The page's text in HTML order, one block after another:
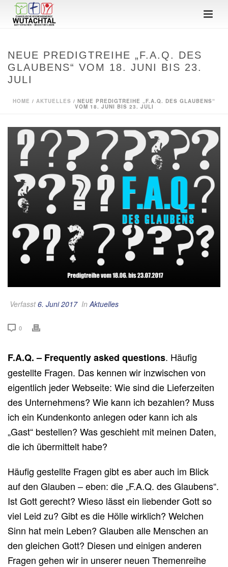
NEUE PREDIGTREIHE „F.A.Q. DES
GLAUBENS“ VOM 18. JUNI BIS 23.
JULI
HOME / AKTUELLES / NEUE PREDIGTREIHE „F.A.Q. DES GLAUBENS“
VOM 18. JUNI BIS 23. JULI
Verfasst6. Juni 2017 In Aktuelles
0
F.A.Q. – Frequently asked questions. Häufig
gestellte Fragen. Das kennen wir inzwischen von
eigentlich jeder Webseite: Wie sind die Lieferzeiten
des Unternehmens? Wie kann ich bezahlen? Muss
ich ein Kundenkonto anlegen oder kann ich als
„Gast“ bestellen? Was geschieht mit meinen Daten,
die ich übermittelt habe?
Häufig gestellte Fragen gibt es aber auch im Blick
auf den Glauben – eben: die „F.A.Q. des Glaubens“.
Ist Gott gerecht? Wieso lässt ein liebender Gott so
viel Leid zu? Gibt es die Hölle wirklich? Welchen
Sinn hat mein Leben? Glauben alle Menschen an
den gleichen Gott? Diesen und einigen anderen
Fragen gehen wir in unserer neuen Themenreihe